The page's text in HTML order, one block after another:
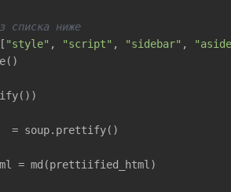
списка ниже
"style" , "script" , "sidebar" ,
= soup.prettify()
= md(prettiified_html)